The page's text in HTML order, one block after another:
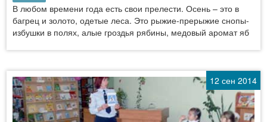
В любом времени года есть свои прелести. Осень – это в
багрец и золото, одетые леса. Это рыжие-прерыжие снопы-
избушки в полях, алые гроздья рябины, медовый аромат яб
12 сен 2014